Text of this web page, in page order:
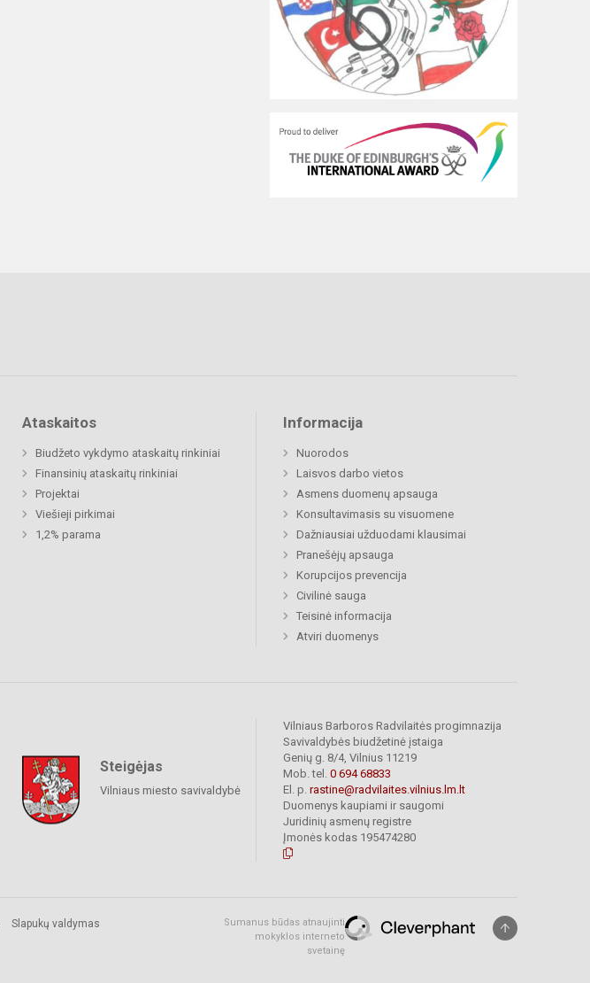
Ataskaitos
Biudžeto vykdymo ataskaitų rinkiniai
Finansinių ataskaitų rinkiniai
Projektai
Viešieji pirkimai
1,2% parama
Informacija
Nuorodos
Laisvos darbo vietos
Asmens duomenų apsauga
Konsultavimasis su visuomene
Dažniausiai užduodami klausimai
Pranešėjų apsauga
Korupcijos prevencija
Civilinė sauga
Teisinė informacija
Atviri duomenys
Steigėjas
Vilniaus miesto savivaldybė
Vilniaus Barboros Radvilaitės progimnazija
Savivaldybės biudžetinė įstaiga
Genių g. 8/4, Vilnius 11219
Mob. tel. 0 694 68833
El. p. rastine@radvilaites.vilnius.lm.lt
Duomenys kaupiami ir saugomi
Juridinių asmenų registre
Įmonės kodas 195474280
Slapukų valdymas
Sumanus būdas atnaujinti
mokyklos interneto
svetainę